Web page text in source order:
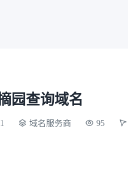
园查询域名
域名服务商 95